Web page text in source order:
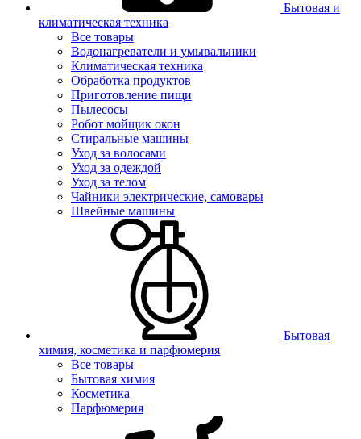
Бытовая и
климатическая техника
Все товары
Водонагреватели и умывальники
Климатическая техника
Обработка продуктов
Приготовление пищи
Пылесосы
Робот мойщик окон
Стиральные машины
Уход за волосами
Уход за одеждой
Уход за телом
Чайники электрические, самовары
Швейные машины
Бытовая
химия, косметика и парфюмерия
Все товары
Бытовая химия
Косметика
Парфюмерия